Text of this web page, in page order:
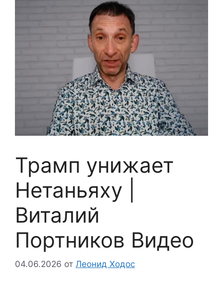
Трамп унижает
Нетаньяху |
Виталий
Портников Видео
04.06.2026 от Леонид Ходос